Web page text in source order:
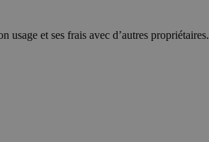
usage et ses frais avec d’autres propriétaires.